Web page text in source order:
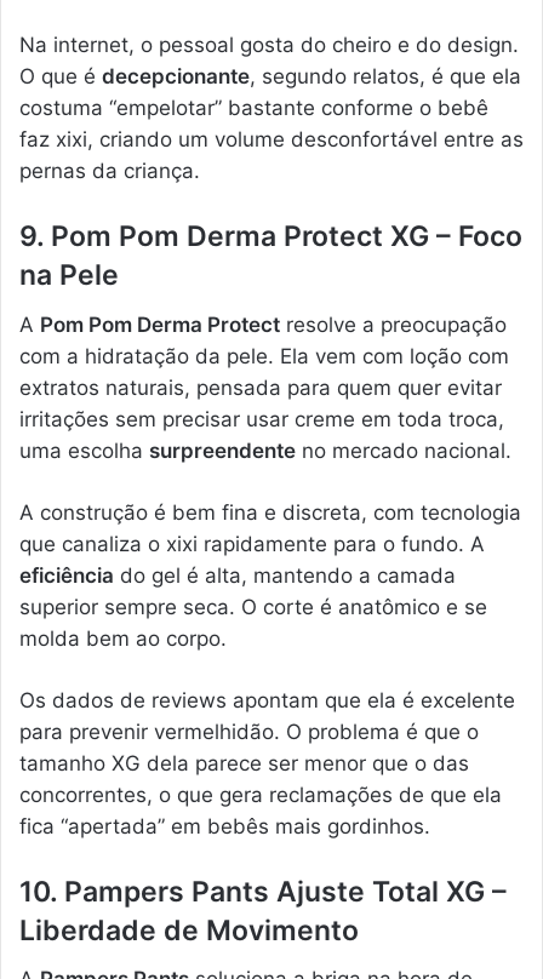
Na internet, o pessoal gosta do cheiro e do design.
O que é decepcionante, segundo relatos, é que ela
costuma “empelotar” bastante conforme o bebê
faz xixi, criando um volume desconfortável entre as
pernas da criança.
9. Pom Pom Derma Protect XG – Foco
na Pele
A Pom Pom Derma Protect resolve a preocupação
com a hidratação da pele. Ela vem com loção com
extratos naturais, pensada para quem quer evitar
irritações sem precisar usar creme em toda troca,
uma escolha surpreendente no mercado nacional.
A construção é bem fina e discreta, com tecnologia
que canaliza o xixi rapidamente para o fundo. A
eficiência do gel é alta, mantendo a camada
superior sempre seca. O corte é anatômico e se
molda bem ao corpo.
Os dados de reviews apontam que ela é excelente
para prevenir vermelhidão. O problema é que o
tamanho XG dela parece ser menor que o das
concorrentes, o que gera reclamações de que ela
fica “apertada” em bebês mais gordinhos.
10. Pampers Pants Ajuste Total XG –
Liberdade de Movimento